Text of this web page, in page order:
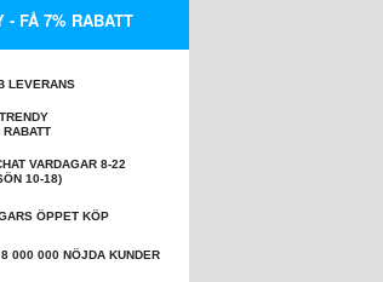
- FÅ 7% RABATT
LEVERANS
RABATT
VARDAGAR 8-22
10-18)
ÖPPET KÖP
000 000 NÖJDA KUNDER